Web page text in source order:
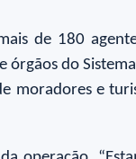
de 180
do
moradores e